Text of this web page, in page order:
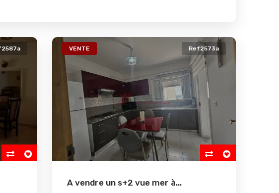
VENTE Ref2573a
A vendre un s+2 vue mer à...